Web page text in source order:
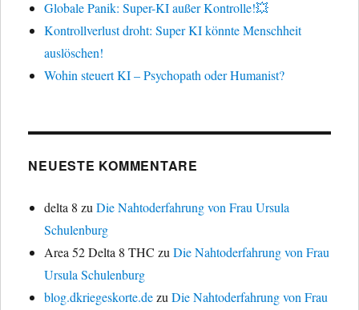
Globale Panik: Super-KI außer Kontrolle!💥
Kontrollverlust droht: Super KI könnte Menschheit
auslöschen!
Wohin steuert KI – Psychopath oder Humanist?
NEUESTE KOMMENTARE
delta 8 zuDie Nahtoderfahrung von Frau Ursula
Schulenburg
Area 52 Delta 8 THC zuDie Nahtoderfahrung von Frau
Ursula Schulenburg
blog.dkriegeskorte.dezuDie Nahtoderfahrung von Frau